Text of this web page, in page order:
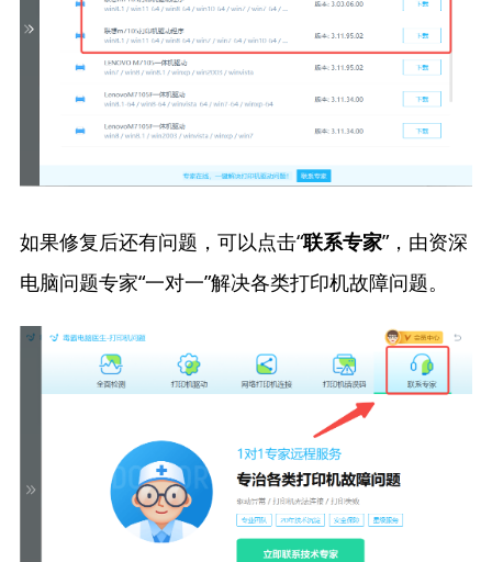
如果修复后还有问题，可以点击“联系专家”，由资深
电脑问题专家“一对一”解决各类打印机故障问题。